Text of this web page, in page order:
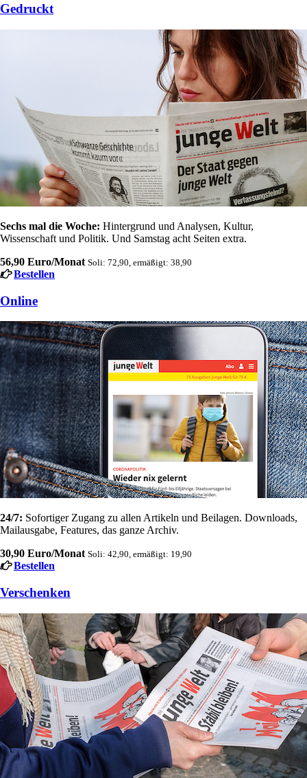
Gedruckt
Sechs mal die Woche: Hintergrund und Analysen, Kultur,
Wissenschaft und Politik. Und Samstag acht Seiten extra.
56,90 Euro/Monat Soli: 72,90, ermäßigt: 38,90
Bestellen
Online
24/7: Sofortiger Zugang zu allen Artikeln und Beilagen. Downloads,
Mailausgabe, Features, das ganze Archiv.
30,90 Euro/Monat Soli: 42,90, ermäßigt: 19,90
Bestellen
Verschenken